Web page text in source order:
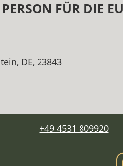
FÜR DIE EU
DE, 23843
+49 4531 809920